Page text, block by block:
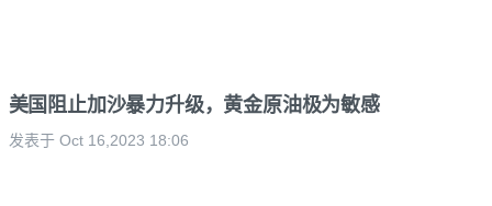
美国阻止加沙暴力升级，黄金原油极为敏感
发表于 Oct 16,2023 18:06